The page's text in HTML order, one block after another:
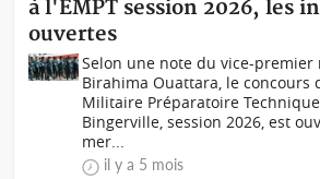
à l'EMPT session 2026, les
ouvertes
Selon une note du vice-premier
Birahima Ouattara, le concours
Militaire Préparatoire Technique
Bingerville, session 2026, est
mer...
il y a 5 mois